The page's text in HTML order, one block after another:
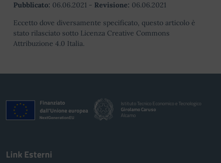
Pubblicato: 06.06.2021 - Revisione: 06.06.2021
Eccetto dove diversamente specificato, questo articolo è
stato rilasciato sotto Licenza Creative Commons
Attribuzione 4.0 Italia.
Istituto Tecnico Economico e Tecnologico
Girolamo Caruso
Alcamo
Link Esterni